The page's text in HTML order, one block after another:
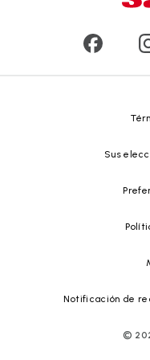
Reseñas de clientes
Reciclado de vidrio
Safelite Foundation
Sus
Notificación de
©